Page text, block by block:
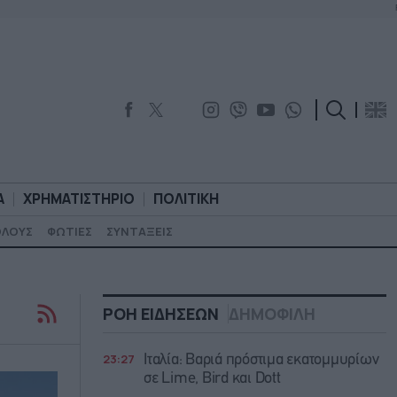
ΧΡΗΜΑΤΙΣΤΗΡΙΟ ΠΟΛΙΤΙΚΗ
ΦΩΤΙΕΣ ΣΥΝΤΑΞΕΙΣ
ΧΡΗΜΑΤΙΣΤΗΡΙΟ ΠΟΛΙΤΙΚΗ
ΡΟΗ ΕΙΔΗΣΕΩΝ ΔΗΜΟΦΙΛΗ
23:27
Ιταλία: Βαριά πρόστιμα εκατομμυρίων
σε Lime, Bird και Dott